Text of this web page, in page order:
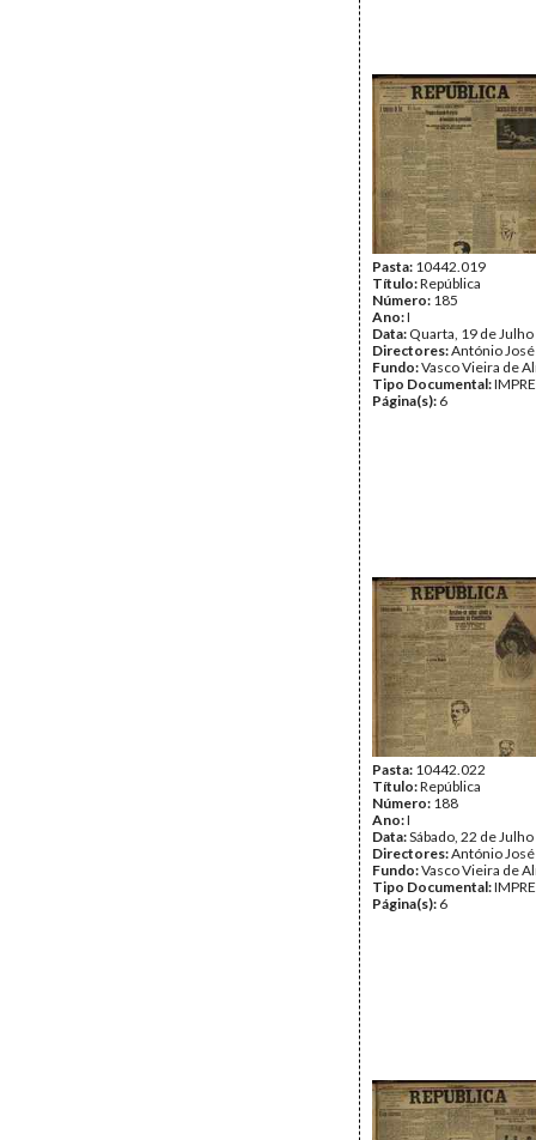
Pasta: 10442.019
Título:República
Número: 185
Ano:I
Data: Quarta, 19 de
Directores:António
Fundo:Vasco Vieira de
Tipo Documental:
Página(s): 6
Pasta: 10442.022
Título:República
Número: 188
Ano:I
Data:Sábado, 22 de
Directores:António
Fundo:Vasco Vieira de
Tipo Documental:
Página(s): 6